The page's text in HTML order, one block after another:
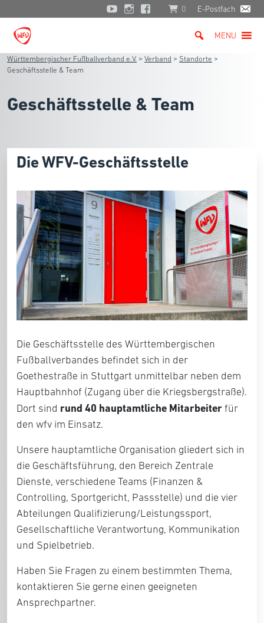
0 E-Postfach
MENU
Württembergischer Fußballverband e.V. > Verband > Standorte >
Geschäftsstelle & Team
Geschäftsstelle & Team
Die WFV-Geschäftsstelle
Die Geschäftsstelle des Württembergischen
Fußballverbandes befindet sich in der
Goethestraße in Stuttgart unmittelbar neben dem
Hauptbahnhof (Zugang über die Kriegsbergstraße).
Dort sind rund 40 hauptamtliche Mitarbeiter für
den wfv im Einsatz.
Unsere hauptamtliche Organisation gliedert sich in
die Geschäftsführung, den Bereich Zentrale
Dienste, verschiedene Teams (Finanzen &
Controlling, Sportgericht, Passstelle) und die vier
Abteilungen Qualifizierung/Leistungssport,
Gesellschaftliche Verantwortung, Kommunikation
und Spielbetrieb.
Haben Sie Fragen zu einem bestimmten Thema,
kontaktieren Sie gerne einen geeigneten
Ansprechpartner.